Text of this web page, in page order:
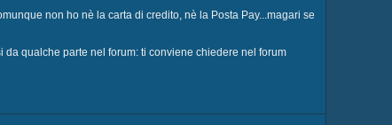
non ho nè la carta di credito, nè la Posta Pay...magari se
qualche parte nel forum: ti conviene chiedere nel forum